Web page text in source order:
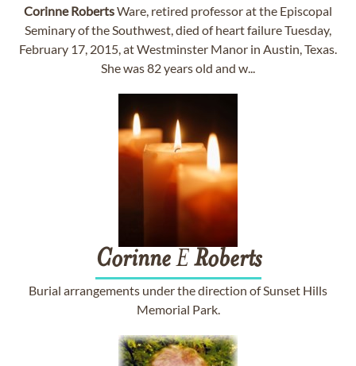
Corinne RobertsWare, retired professor at the Episcopal
Seminary of the Southwest, died of heart failure Tuesday,
February 17, 2015, at Westminster Manor in Austin, Texas.
She was 82 years old and w...
CorinneERoberts
Burial arrangements under the direction of Sunset Hills
Memorial Park.